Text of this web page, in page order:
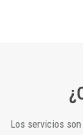
Los servicios